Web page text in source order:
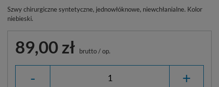
Szwy chirurgiczne syntetyczne, jednowłóknowe, niewchłanialne. Kolor
niebieski.
89,00 zł brutto/op.
- +